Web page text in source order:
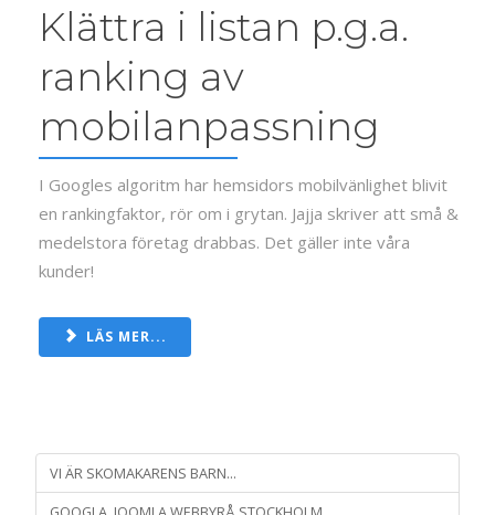
Klättra i listan p.g.a.
ranking av
mobilanpassning
I Googles algoritm har hemsidors mobilvänlighet blivit
en rankingfaktor, rör om i grytan. Jajja skriver att små &
medelstora företag drabbas. Det gäller inte våra
kunder!
LÄS MER...
VI ÄR SKOMAKARENS BARN...